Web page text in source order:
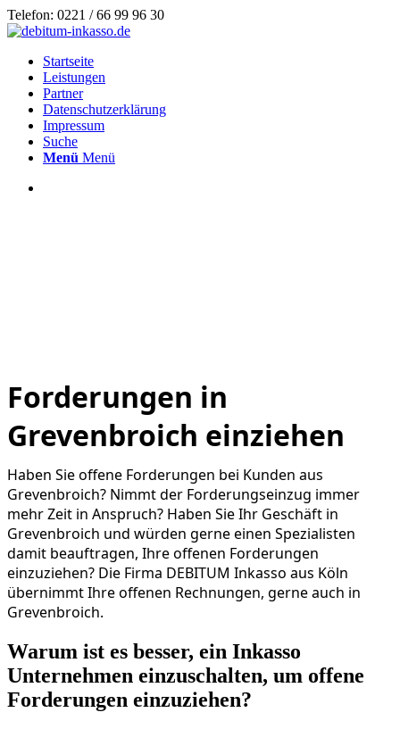
Telefon: 0221 / 66 99 96 30
Startseite
Leistungen
Partner
Datenschutzerklärung
Impressum
Suche
Menü Menü
Forderungen in
Grevenbroich einziehen
Haben Sie offene Forderungen bei Kunden aus
Grevenbroich? Nimmt der Forderungseinzug immer
mehr Zeit in Anspruch? Haben Sie Ihr Geschäft in
Grevenbroich und würden gerne einen Spezialisten
damit beauftragen, Ihre offenen Forderungen
einzuziehen? Die Firma DEBITUM Inkasso aus Köln
übernimmt Ihre offenen Rechnungen, gerne auch in
Grevenbroich.
Warum ist es besser, ein Inkasso
Unternehmen einzuschalten, um offene
Forderungen einzuziehen?